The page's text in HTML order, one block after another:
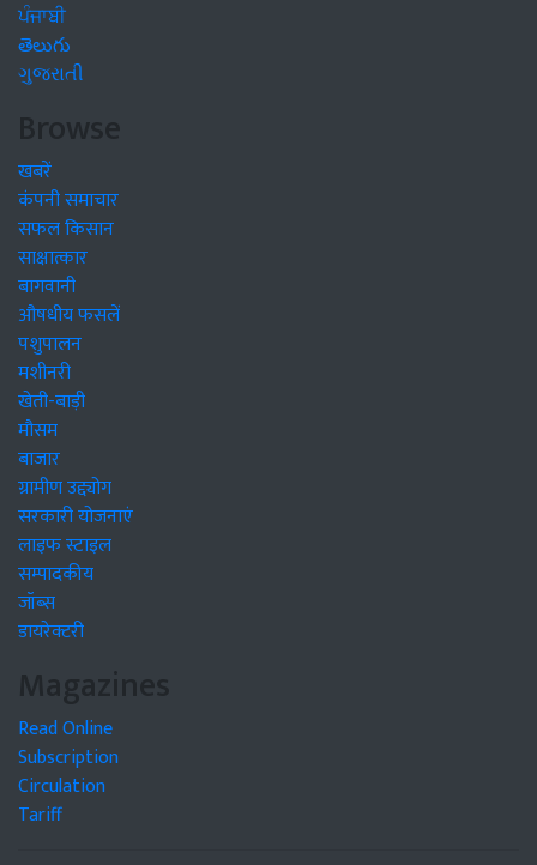
ਪੰਜਾਬੀ
తెలుగు
ગુજરાતી
Browse
खबरें
कंपनी समाचार
सफल किसान
साक्षात्कार
बागवानी
औषधीय फसलें
पशुपालन
मशीनरी
खेती-बाड़ी
मौसम
बाजार
ग्रामीण उद्द्योग
सरकारी योजनाएं
लाइफ स्टाइल
सम्पादकीय
जॉब्स
डायरेक्टरी
Magazines
Read Online
Subscription
Circulation
Tariff